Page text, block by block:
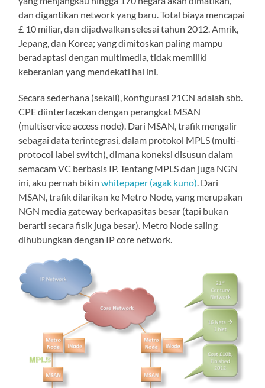
dan digantikan network yang baru. Total biaya mencapai
£ 10 miliar, dan dijadwalkan selesai tahun 2012. Amrik,
Jepang, dan Korea; yang dimitoskan paling mampu
beradaptasi dengan multimedia, tidak memiliki
keberanian yang mendekati hal ini.
Secara sederhana (sekali), konfigurasi 21CN adalah sbb.
CPE diinterfacekan dengan perangkat MSAN
(multiservice access node). Dari MSAN, trafik mengalir
sebagai data terintegrasi, dalam protokol MPLS (multi-
protocol label switch), dimana koneksi disusun dalam
semacam VC berbasis IP. Tentang MPLS dan juga NGN
ini, aku pernah bikinwhitepaper (agak kuno) . Dari
MSAN, trafik dilarikan ke Metro Node, yang merupakan
NGN media gateway berkapasitas besar (tapi bukan
berarti secara fisik juga besar). Metro Node saling
dihubungkan dengan IP core network.